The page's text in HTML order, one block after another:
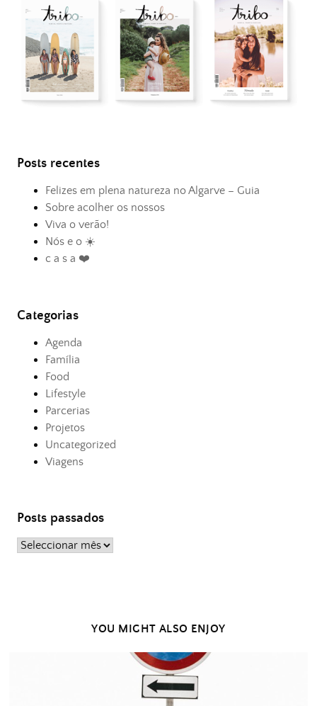
Posts recentes
Felizes em plena natureza no Algarve – Guia
Sobre acolher os nossos
Viva o verão!
Nós e o ☀️
c a s a ❤️
Categorias
Agenda
Família
Food
Lifestyle
Parcerias
Projetos
Uncategorized
Viagens
Posts passados
Posts
YOU MIGHT ALSO ENJOY